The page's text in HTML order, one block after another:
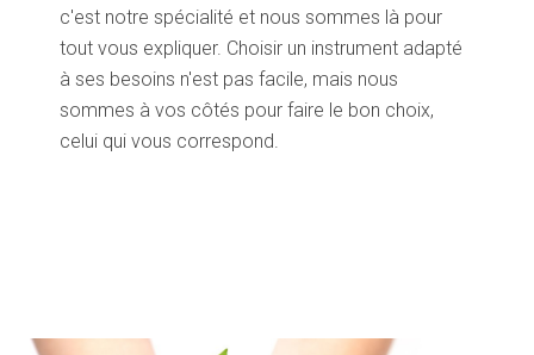
c'est notre spécialité et nous sommes là pour
tout vous expliquer. Choisir un instrument adapté
à ses besoins n'est pas facile, mais nous
sommes à vos côtés pour faire le bon choix,
celui qui vous correspond.